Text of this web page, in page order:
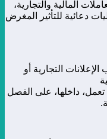
المالية والتجارية،
دعائية للتأثير المغرض
التجارية أو
داخلها، على الفصل